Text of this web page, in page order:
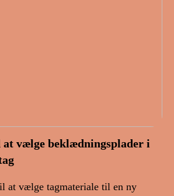
at vælge beklædningsplader i
at vælge tagmateriale til en ny